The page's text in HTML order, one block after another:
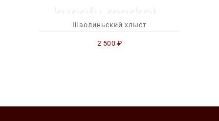
Шаолиньский хлыст
2 500 ₽